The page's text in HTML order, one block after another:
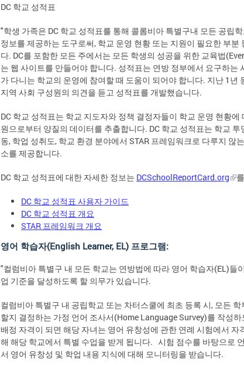
DC 학교 성적표
"학생 가족은 DC 학교 성적표를 통해 콜롬비아 특별구내 모든 공립
정보를 제공하는 도구로써, 학교 운영 현황 또는 지원이 필요한 부
다. DC를 포함한 모든 주에서는 모든 학생의 성공을 위한 교육법
는 웹 사이트를 만들어야 합니다. 성적표는 연방 정부에서 요구하는
가 다니는 학교의 운영에 참여할 때 도움이 되어야 합니다. 지난 1
지역 사회 구성원의 의견을 듣고 성적표를 개발했습니다.
DC 학교 성적표는 학교 지도자와 정책 결정자들이 학교 운영 현황
원으로부터 양질의 데이터를 추출합니다. DC 학교 성적표는 학교
동, 학업 성취도, 학교 환경 분야에서 STAR 프레임워크로 다루지
소를 제공합니다.
DC 학교 성적표에 대한 자세한 정보는 DCSchoolReportCard.org
DC 학교 성적표 사용자 가이드
DC 학교 성적표 개요
STAR 프레임워크 개요
영어 학습자(English Learner, EL) 프로그램:
"컬럼비아 특별구 내 모든 학교는 연방법에 따라 영어 학습자(EL)
업 기준을 달성하도록 할 의무가 있습니다.
컬럼비아 특별구 내 공립학교 또는 차터스쿨에 최초 등록 시, 모든
할지 결정하는 가정 언어 조사서(Home Language Survey)를 작성
배정 자격이 되면 해당 자녀는 영어 유창성에 관한 연례 시험에서
해 해당 학교에서 특별 수업을 받게 됩니다. 시험 점수를 바탕으로
서 영어 유창성 및 학업 내용 지식에 대해 모니터링을 받습니다.